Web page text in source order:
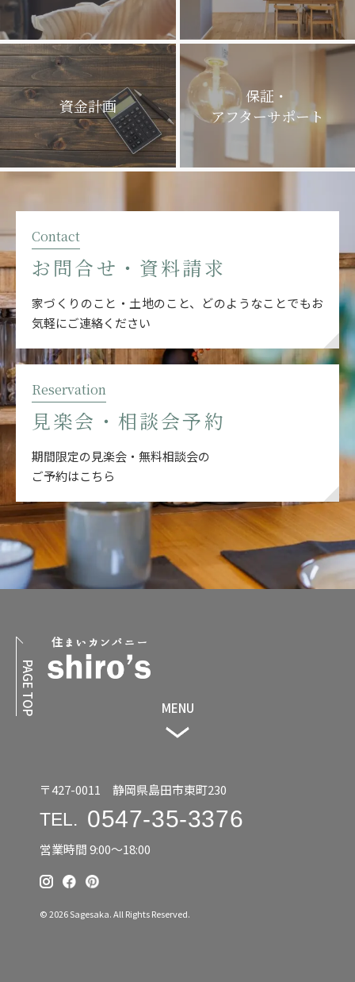
資金計画
保証・
アフターサポート
Contact
お問合せ・資料請求
家づくりのこと・土地のこと、どのようなことでもお
気軽にご連絡ください
Reservation
見楽会・相談会予約
期間限定の見楽会・無料相談会の
ご予約はこちら
MENU
〒427-0011 静岡県島田市東町230
TEL. 0547-35-3376
営業時間 9:00〜18:00
PAGE TOP
© 2026 Sagesaka. All Rights Reserved.